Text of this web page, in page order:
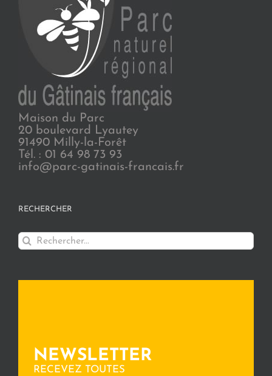
Maison du Parc
20 boulevard Lyautey
91490 Milly-la-Forêt
Tél. : 01 64 98 73 93
info@parc-gatinais-francais.fr
RECHERCHER
Rechercher:
NEWSLETTER
RECEVEZ TOUTES